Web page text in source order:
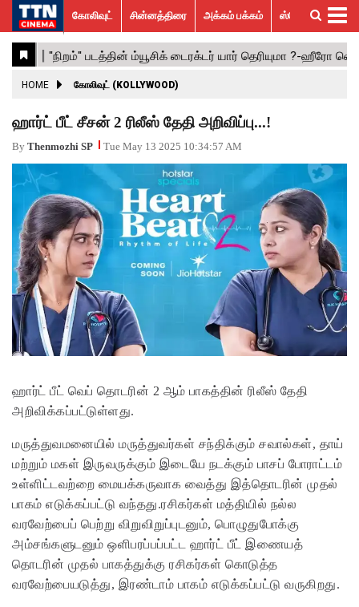
கோலிவுட்
சின்னத்திரை
பாலிவுட்
ஹாலிவுட்
அக்கம்
பக்கம்
ஸ்பெஷல்
ஸ்டோரீஸ்
விமர்சனம்
GALLERY
ACTRESS
ACTORS
MOVIESTILLS
EVENTS
VIDEOS
What’s
Hot
Trending
News
கோலிவுட் சின்னத்திரை அக்கம் பக்கம் ஸ்பெஷல் ஸ்டோரீஸ்
HOME கோலிவுட் (KOLLYWOOD)
ஹார்ட் பீட் சீசன் 2 ரிலீஸ் தேதி அறிவிப்பு...!
By Thenmozhi SP Tue May 13 2025 10:34:57 AM
ஹார்ட் பீட் வெப் தொடரின் 2 ஆம் பாகத்தின் ரிலீஸ் தேதி
அறிவிக்கப்பட்டுள்ளது.
மருத்துவமனையில் மருத்துவர்கள் சந்திக்கும் சவால்கள், தாய்
மற்றும் மகள் இருவருக்கும் இடையே நடக்கும் பாசப் போராட்டம்
உள்ளிட்டவற்றை மையக்கருவாக வைத்து இத்தொடரின் முதல்
பாகம் எடுக்கப்பட்டு வந்தது.ரசிகர்கள் மத்தியில் நல்ல
வரவேற்பைப் பெற்று விறுவிறுப்புடனும், பொழுதுபோக்கு
அம்சங்களுடனும் ஒளிபரப்பப்பட்ட ஹார்ட் பீட் இணையத்
தொடரின் முதல் பாகத்துக்கு ரசிகர்கள் கொடுத்த
வரவேற்பையடுத்து, இரண்டாம் பாகம் எடுக்கப்பட்டு வருகிறது.